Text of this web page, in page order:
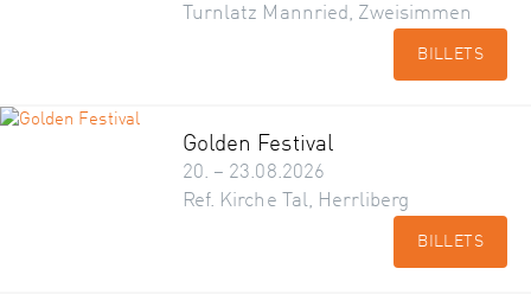
Turnlatz Mannried, Zweisimmen
BILLETS
Golden Festival
20. – 23.08.2026
Ref. Kirche Tal, Herrliberg
BILLETS